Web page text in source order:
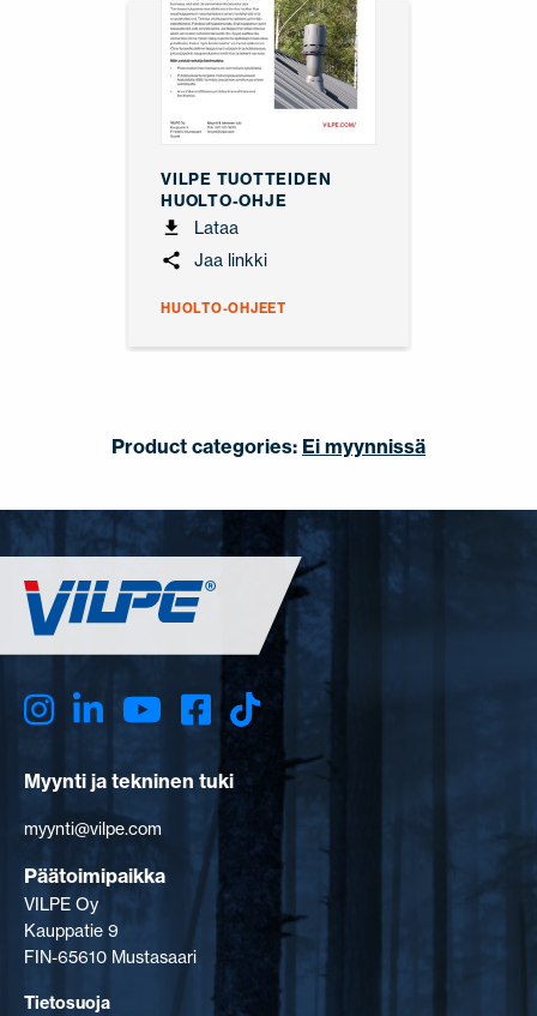
VILPE TUOTTEIDEN
HUOLTO-OHJE
Lataa
Jaa linkki
HUOLTO-OHJEET
Product categories: Ei myynnissä
Myynti ja tekninen tuki
myynti@vilpe.com
Päätoimipaikka
VILPE Oy
Kauppatie 9
FIN-65610 Mustasaari
Tietosuoja